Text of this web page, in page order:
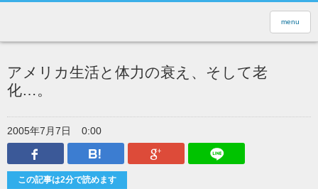
menu
アメリカ生活と体力の衰え、そして老
化…。
2005年7月7日
0:00
Facebook
はてなブックマークGoogle Plus
この記事は2分で読めます